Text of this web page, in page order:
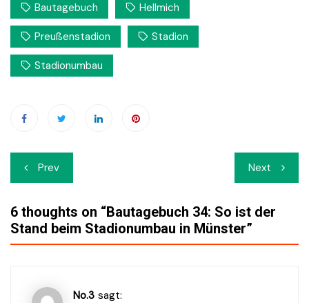
Bautagebuch Hellmich
Preußenstadion Stadion
Stadionumbau
Beitrags-
Navigation
Prev Next
6 thoughts on “Bautagebuch 34: So ist der
Stand beim Stadionumbau in Münster”
No.3 sagt: